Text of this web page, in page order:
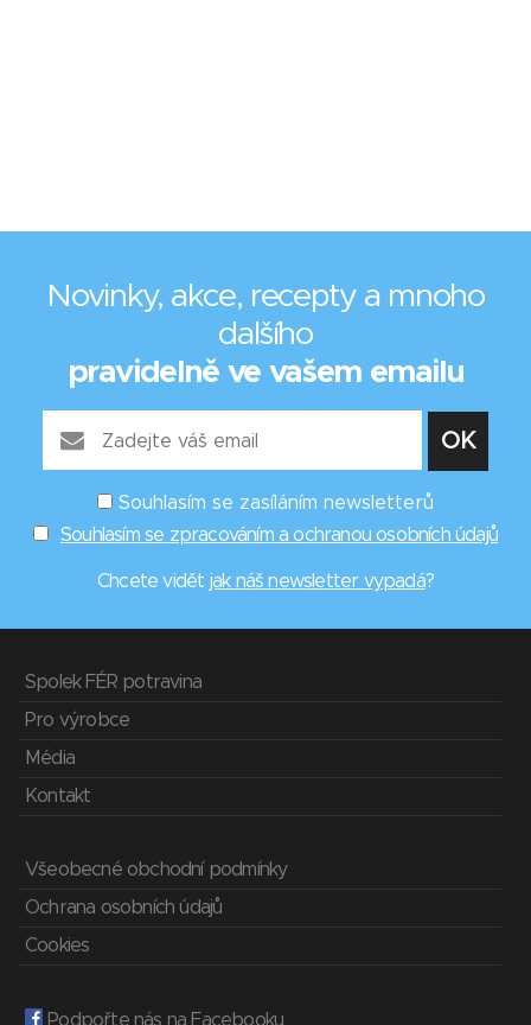
Novinky, akce, recepty a mnoho
dalšího
pravidelně ve vašem emailu
Souhlasím se zasíláním newsletterů
Souhlasím se zpracováním a ochranou osobních údajů
Chcete vidět jak náš newsletter vypadá?
Spolek FÉR potravina
Pro výrobce
Média
Kontakt
Všeobecné obchodní podmínky
Ochrana osobních údajů
Cookies
Podpořte nás na Facebooku